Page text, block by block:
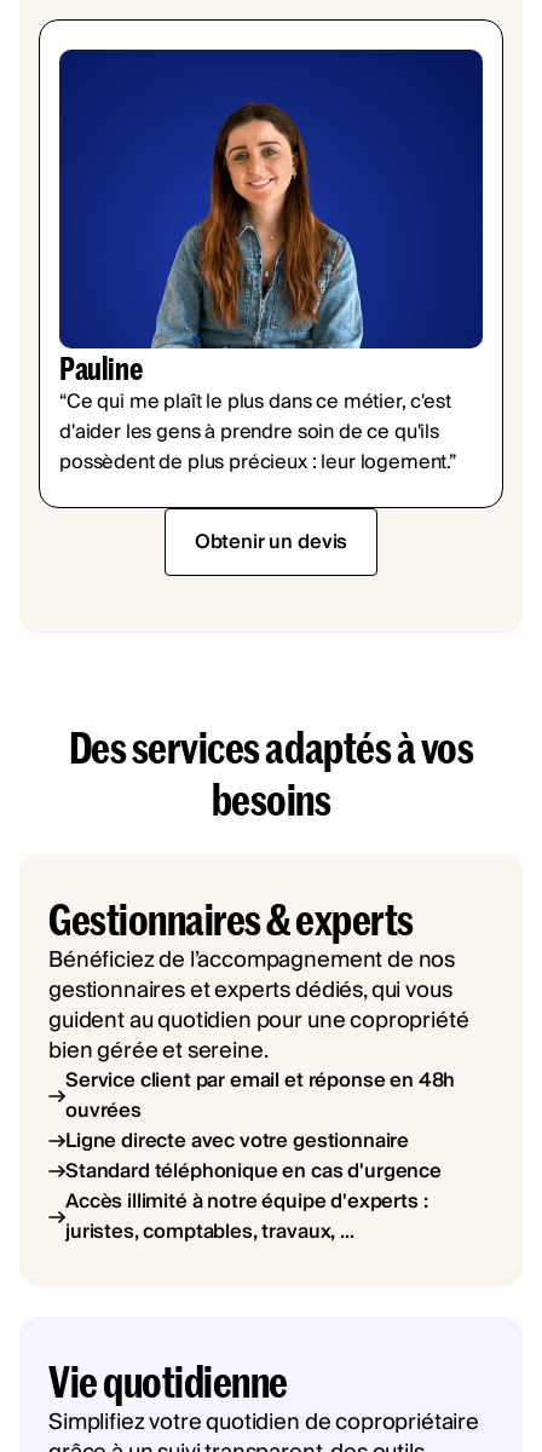
Pauline
“Ce qui me plaît le plus dans ce métier, c'est
d'aider les gens à prendre soin de ce qu'ils
possèdent de plus précieux : leur logement.”
Obtenir un devis
Des services adaptés à vos
besoins
Gestionnaires & experts
Bénéficiez de l’accompagnement de nos
gestionnaires et experts dédiés, qui vous
guident au quotidien pour une copropriété
bien gérée et sereine.
Service client par email et réponse en 48h
ouvrées
Ligne directe avec votre gestionnaire
Standard téléphonique en cas d'urgence
Accès illimité à notre équipe d'experts :
juristes, comptables, travaux, ...
Vie quotidienne
Simplifiez votre quotidien de copropriétaire